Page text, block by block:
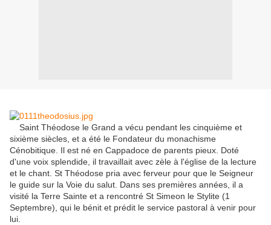
Saint Théodose le Grand a vécu pendant les cinquième et
sixième siècles, et a été le Fondateur du monachisme
Cénobitique. Il est né en Cappadoce de parents pieux. Doté
d'une voix splendide, il travaillait avec zèle à l'église de la lecture
et le chant. St Théodose pria avec ferveur pour que le Seigneur
le guide sur la Voie du salut. Dans ses premières années, il a
visité la Terre Sainte et a rencontré St Simeon le Stylite (1
Septembre), qui le bénit et prédit le service pastoral à venir pour
lui.